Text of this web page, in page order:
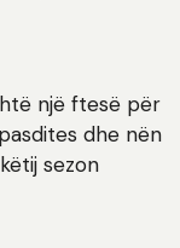
një ftesë për
dhe nën
sezon